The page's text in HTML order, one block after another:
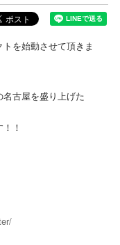
を始動させて頂きま
古屋を盛り上げた
！